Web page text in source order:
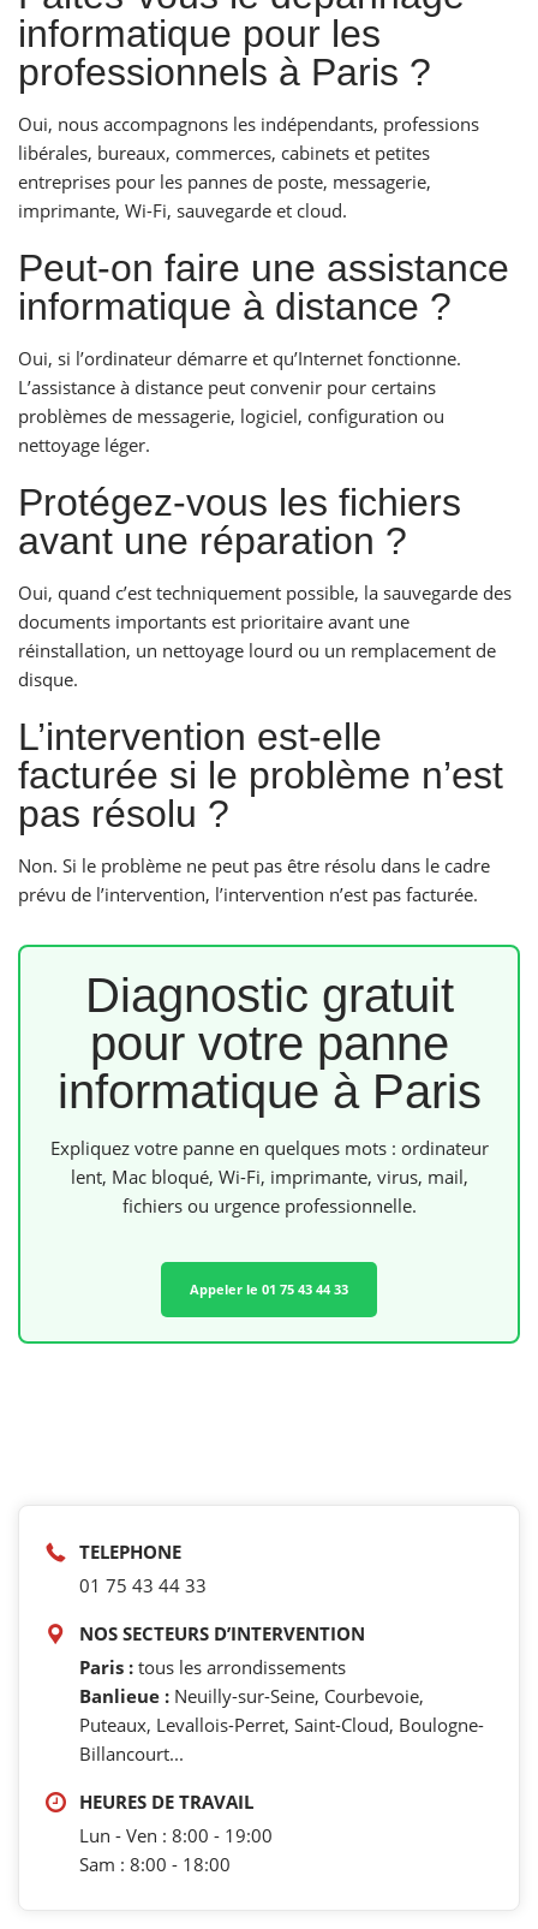
informatique pour les
professionnels à Paris ?
Oui, nous accompagnons les indépendants, professions
libérales, bureaux, commerces, cabinets et petites
entreprises pour les pannes de poste, messagerie,
imprimante, Wi-Fi, sauvegarde et cloud.
Peut-on faire une assistance
informatique à distance ?
Oui, si l’ordinateur démarre et qu’Internet fonctionne.
L’assistance à distance peut convenir pour certains
problèmes de messagerie, logiciel, configuration ou
nettoyage léger.
Protégez-vous les fichiers
avant une réparation ?
Oui, quand c’est techniquement possible, la sauvegarde des
documents importants est prioritaire avant une
réinstallation, un nettoyage lourd ou un remplacement de
disque.
L’intervention est-elle
facturée si le problème n’est
pas résolu ?
Non. Si le problème ne peut pas être résolu dans le cadre
prévu de l’intervention, l’intervention n’est pas facturée.
Diagnostic gratuit
pour votre panne
informatique à Paris
Expliquez votre panne en quelques mots : ordinateur
lent, Mac bloqué, Wi-Fi, imprimante, virus, mail,
fichiers ou urgence professionnelle.
Appeler le 01 75 43 44 33
TELEPHONE
01 75 43 44 33
NOS SECTEURS D’INTERVENTION
Paris : tous les arrondissements
Banlieue : Neuilly-sur-Seine, Courbevoie,
Puteaux, Levallois-Perret, Saint-Cloud, Boulogne-
Billancourt...
HEURES DE TRAVAIL
Lun - Ven : 8:00 - 19:00
Sam : 8:00 - 18:00